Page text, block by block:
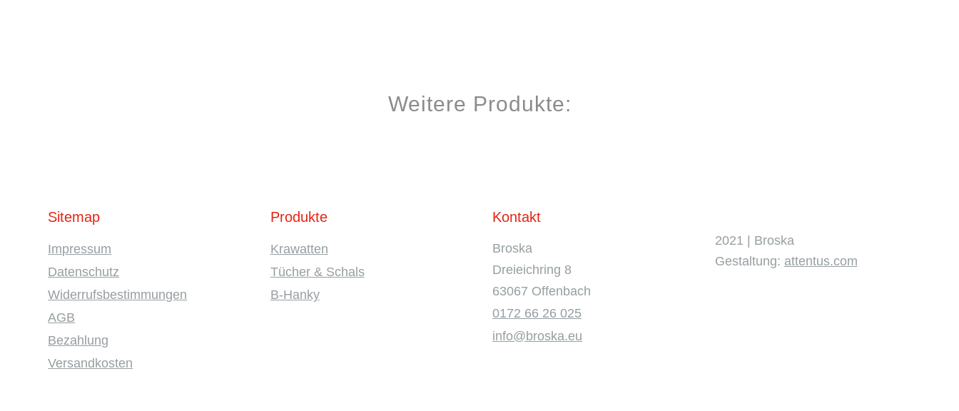
Weitere Produkte:
Sitemap
Impressum
Datenschutz
Widerrufsbestimmungen
AGB
Bezahlung
Versandkosten
Produkte
Krawatten
Tücher & Schals
B-Hanky
Kontakt
Broska
Dreieichring 8
63067 Offenbach
0172 66 26 025
info@broska.eu
2021 | Broska
Gestaltung: attentus.com